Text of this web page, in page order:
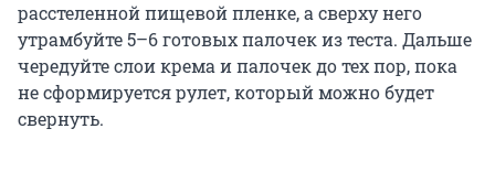
расстеленной пищевой пленке, а сверху него
утрамбуйте 5–6 готовых палочек из теста. Дальше
чередуйте слои крема и палочек до тех пор, пока
не сформируется рулет, который можно будет
свернуть.